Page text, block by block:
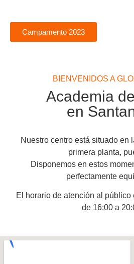
Campamento 2023
BIENVENIDOS A
Academia
en
Nuestro centro está situado en
primera planta,
Disponemos en estos
perfectamente
El horario de atención al público
de 16:00 a